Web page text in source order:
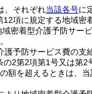
、それぞれ当該各号に
項に規定する地域密
密着型介護予防サ
予防サービス費の支
2第2項第1号又は第
額を超えるときは、